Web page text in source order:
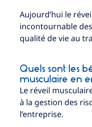
Aujourd’hui le
incontournable
qualité de vie au
Quels sont les
musculaire en
Le réveil
à la gestion des
l’entreprise.